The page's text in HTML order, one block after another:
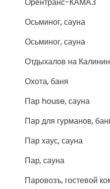
Орентранс-КАМАЗ
Осьминог, сауна
Осьминог, сауна
Отдыхалов на
Охота, баня
Пар house, сауна
Пар для гурманов,
Пар хаус, сауна
Пар, сауна
Паровозъ, гостевой